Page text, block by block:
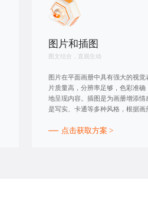
图片和插图
图文结合，直观生动
图片在平面画册中具有强大的视
片质量高，分辨率足够，色彩准
地呈现内容。插图是为画册增添情
是写实、卡通等多种风格，根据画
点击获取方案 >